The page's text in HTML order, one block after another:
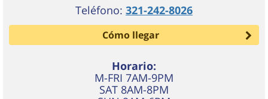
Teléfono: 321-242-8026
Cómo llegar
Horario:
M-FRI 7AM-9PM
SAT 8AM-8PM